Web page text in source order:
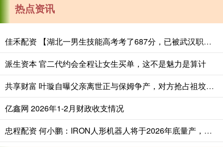
热点资讯
佳禾配资 【湖北一男生技能高考考了687分，已被武汉职业技术大学录取，查到录取
派生资本 官二代约会全程让女生买单，这不是魅力是算计
共享财富 叶璇自曝父亲离世正与保姆争产，对方抢占祖坟地契，父亲仍未下葬
亿鑫网 2026年1-2月财政收支情况
忠程配资 何小鹏：IRON人形机器人将于2026年底量产，月产能目标上千台